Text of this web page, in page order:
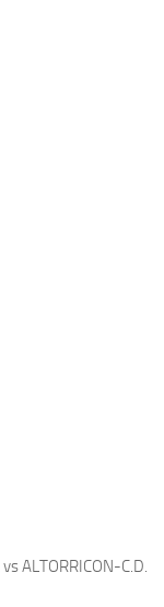
vs ALTORRICON-C.D.